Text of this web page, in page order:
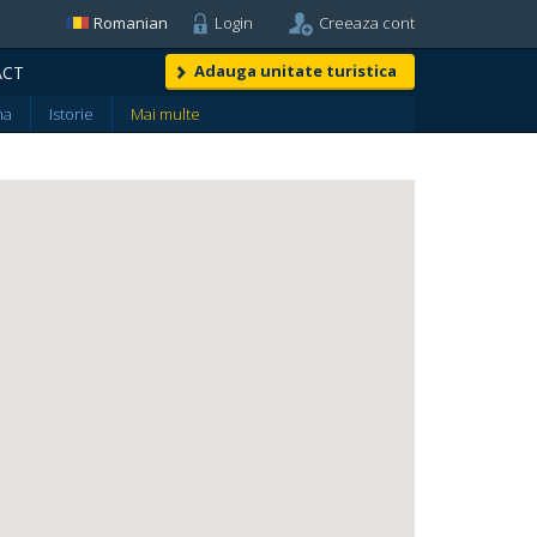
Login Creeaza cont
Romanian
Adauga unitate turistica
Istorie Mai multe